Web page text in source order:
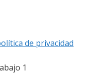
de privacidad